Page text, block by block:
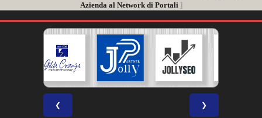
Azienda al Network di Portali]
❮ ❯